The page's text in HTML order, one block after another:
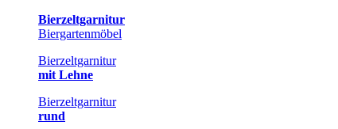
Bierzeltgarnitur
Biergartenmöbel
Bierzeltgarnitur
mit Lehne
Bierzeltgarnitur
rund